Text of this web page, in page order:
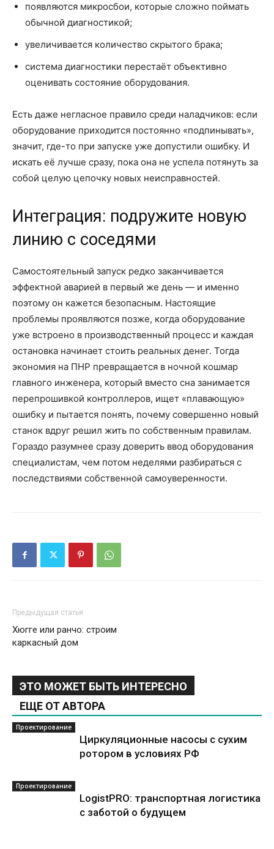
появляются микросбои, которые сложно поймать
обычной диагностикой;
увеличивается количество скрытого брака;
система диагностики перестаёт объективно
оценивать состояние оборудования.
Есть даже негласное правило среди наладчиков: если
оборудование приходится постоянно «подпинывать»,
значит, где-то при запуске уже допустили ошибку. И
искать её лучше сразу, пока она не успела потянуть за
собой целую цепочку новых неисправностей.
Интеграция: подружите новую
линию с соседями
Самостоятельный запуск редко заканчивается
эффектной аварией в первый же день — и именно
поэтому он кажется безопасным. Настоящие
проблемы проявляются позже, когда оборудование
уже встроено в производственный процесс и каждая
остановка начинает стоить реальных денег. Тогда
экономия на ПНР превращается в ночной кошмар
главного инженера, который вместо сна занимается
перепрошивкой контроллеров, ищет «плавающую»
ошибку и пытается понять, почему совершенно новый
станок вдруг решил жить по собственным правилам.
Гораздо разумнее сразу доверить ввод оборудования
специалистам, чем потом неделями разбираться с
последствиями собственной самоуверенности.
Предыдущая статья
Хюгге или ранчо: строим
каркасный дом
ЭТО МОЖЕТ БЫТЬ ИНТЕРЕСНО
ЕЩЕ ОТ АВТОРА
Проектирование
Циркуляционные насосы с сухим
ротором в условиях РФ
Проектирование
LogistPRO: транспортная логистика
с заботой о будущем